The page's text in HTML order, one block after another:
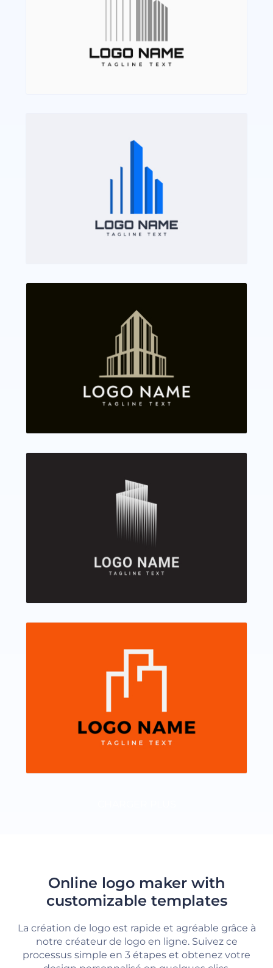
Online logo maker with
customizable templates
La création de logo est rapide et agréable grâce à
notre créateur de logo en ligne. Suivez ce
processus simple en 3 étapes et obtenez votre